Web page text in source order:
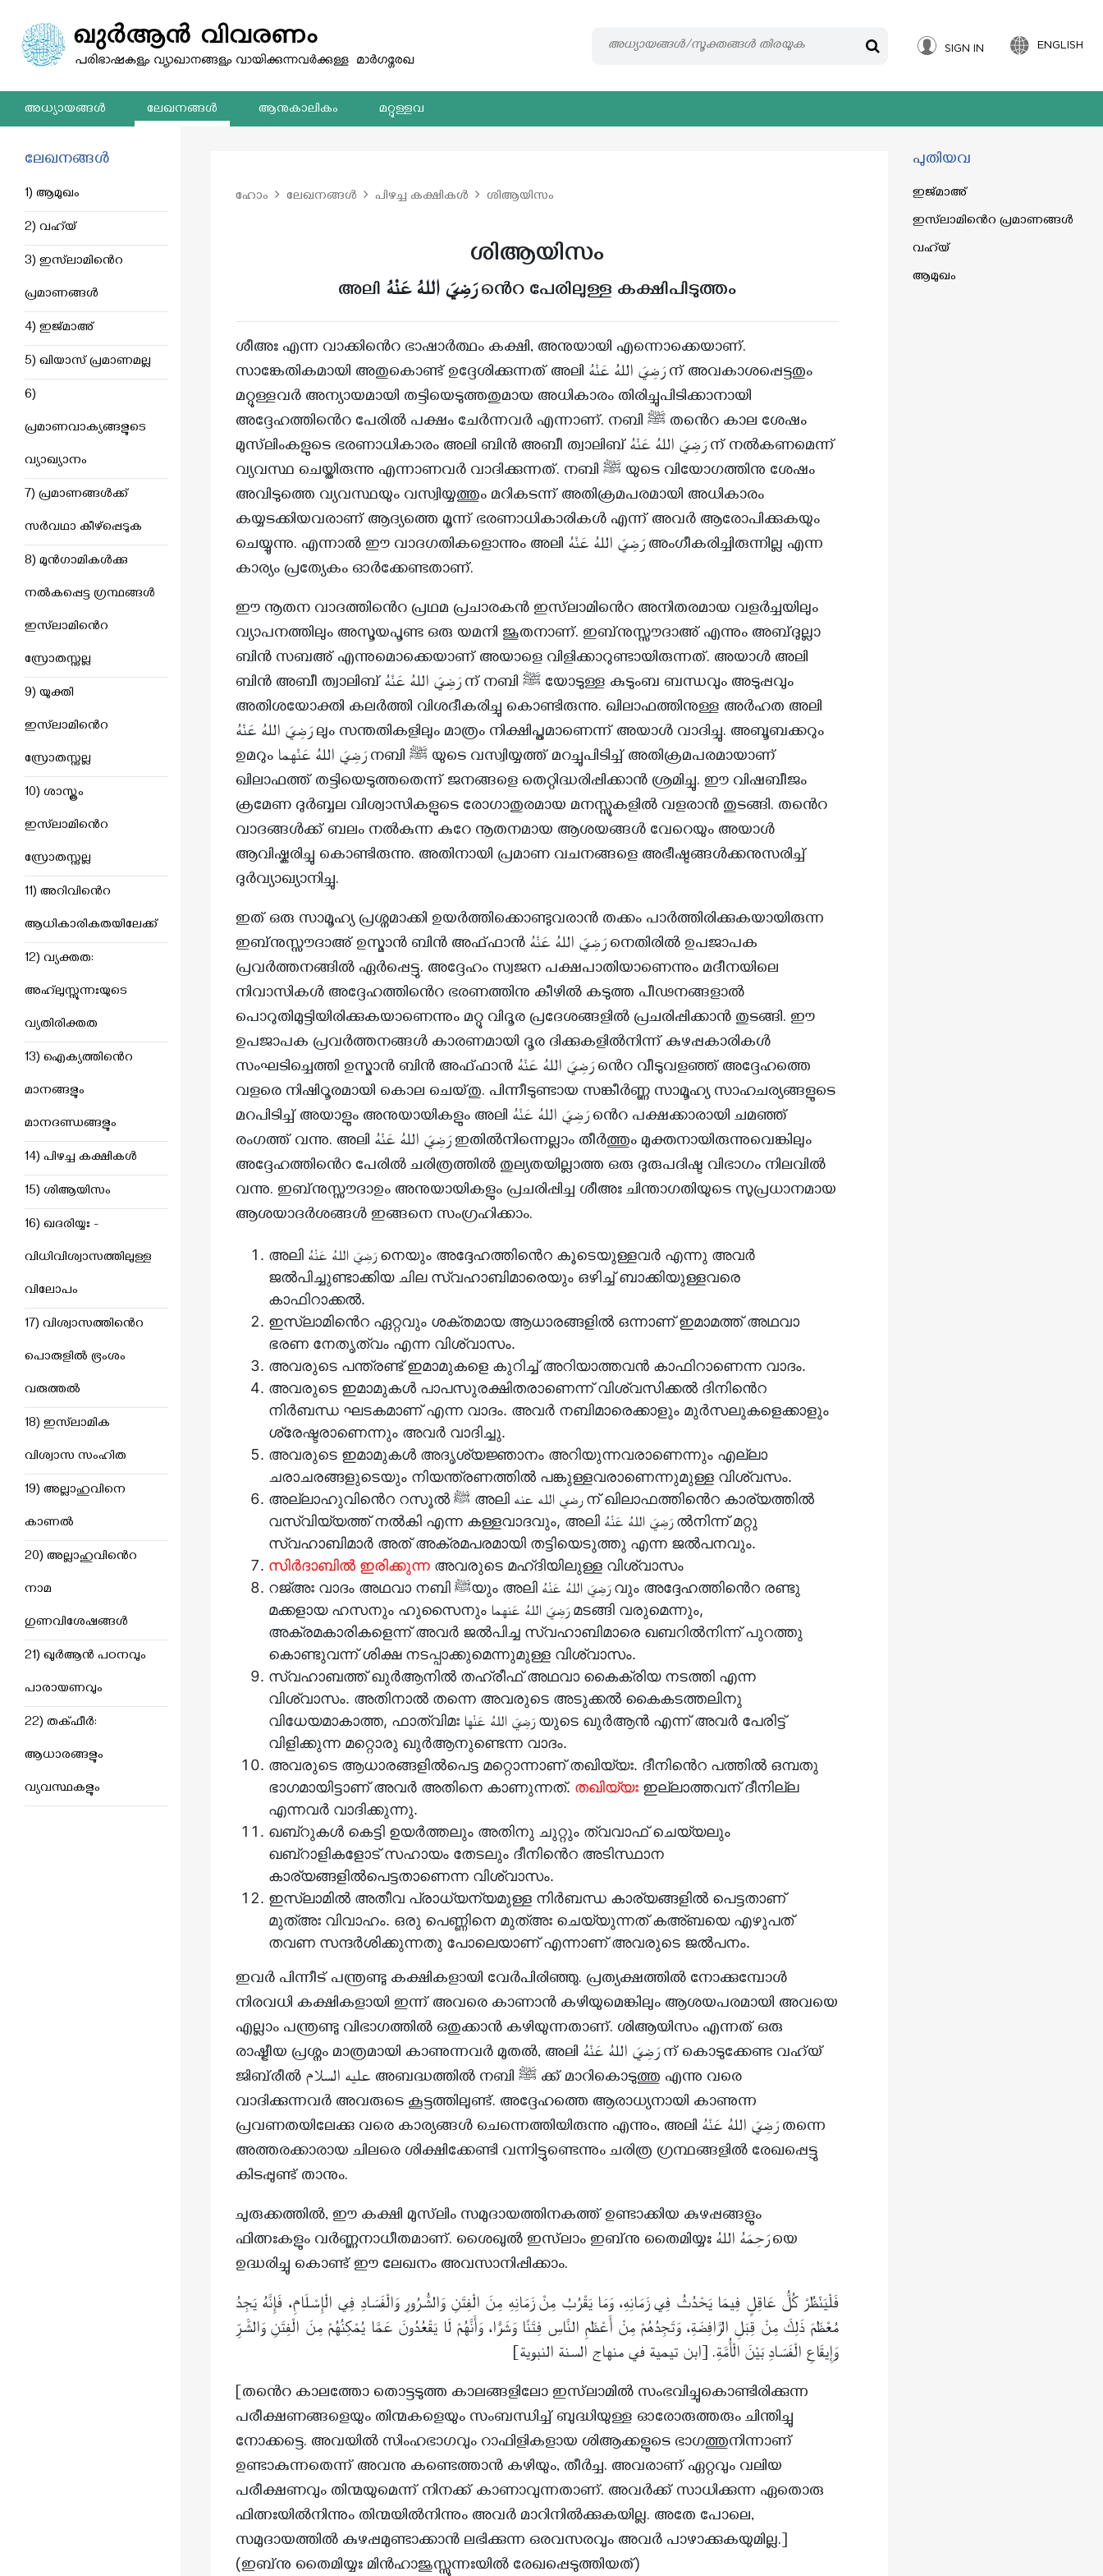
SIGN IN ENGLISH
അധ്യായങ്ങൾ ലേഖനങ്ങൾ ആനുകാലികം മറ്റുള്ളവ
ലേഖനങ്ങൾ
1) ആമുഖം
2) വഹ്‌യ്
3) ഇസ്‌ലാമിൻെറ
പ്രമാണങ്ങൾ
4) ഇജ്‌മാഅ്
5) ഖിയാസ് പ്രമാണമല്ല
6)
പ്രമാണവാക്യങ്ങളുടെ
വ്യാഖ്യാനം
7) പ്രമാണങ്ങൾക്ക്
സർവഥാ കീഴ്‌പ്പെടുക
8) മുൻഗാമികൾക്കു
നൽകപ്പെട്ട ഗ്രന്ഥങ്ങൾ
ഇസ്‌ലാമിൻെറ
സ്രോതസ്സല്ല
9) യുക്തി
ഇസ്‌ലാമിൻെറ
സ്രോതസ്സല്ല
10) ശാസ്ത്രം
ഇസ്‌ലാമിൻെറ
സ്രോതസ്സല്ല
11) അറിവിൻെറ
ആധികാരികതയിലേക്ക്
12) വ്യക്തത:
അഹ്‌ലുസ്സുന്നഃയുടെ
വ്യതിരിക്തത
13) ഐക്യത്തിൻെറ
മാനങ്ങളും
മാനദണ്ഡങ്ങളും
14) പിഴച്ച കക്ഷികൾ
15) ശിആയിസം
16) ഖദരിയ്യഃ -
വിധിവിശ്വാസത്തിലുള്ള
വിലോപം
17) വിശ്വാസത്തിൻെറ
പൊരുളിൽ ഭ്രംശം
വരുത്തൽ
18) ഇസ്‌ലാമിക
വിശ്വാസ സംഹിത
19) അല്ലാഹുവിനെ
കാണൽ
20) അല്ലാഹുവിൻെറ
നാമ
ഗുണവിശേഷങ്ങൾ
21) ഖുർആൻ പഠനവും
പാരായണവും
22) തക്‌ഫീർ:
ആധാരങ്ങളും
വ്യവസ്ഥകളും
ഹോം ലേഖനങ്ങൾ പിഴച്ച കക്ഷികൾ ശിആയിസം
ശിആയിസം
അലി رَضِيَ اللهُ عَنْهُ ൻെറ പേരിലുള്ള കക്ഷിപിടുത്തം
ശീഅഃ എന്ന വാക്കിൻെറ ഭാഷാർത്ഥം കക്ഷി, അനുയായി എന്നൊക്കെയാണ്.
സാങ്കേതികമായി അതുകൊണ്ട് ഉദ്ദേശിക്കുന്നത് അലി رَضِيَ اللهُ عَنْهُ ന് അവകാശപ്പെട്ടതും
മറ്റുള്ളവർ അന്യായമായി തട്ടിയെടുത്തതുമായ അധികാരം തിരിച്ചുപിടിക്കാനായി
അദ്ദേഹത്തിൻെറ പേരിൽ പക്ഷം ചേർന്നവർ എന്നാണ്. നബി ﷺ തൻെറ കാല ശേഷം
മുസ്‌ലിംകളുടെ ഭരണാധികാരം അലി ബിൻ അബീ ത്വാലിബ് رَضِيَ اللهُ عَنْهُ ന് നൽകണമെന്ന്
വ്യവസ്ഥ ചെയ്തിരുന്നു എന്നാണവർ വാദിക്കുന്നത്. നബി ﷺ യുടെ വിയോഗത്തിനു ശേഷം
അവിടുത്തെ വ്യവസ്ഥയും വസ്വിയ്യത്തും മറികടന്ന് അതിക്രമപരമായി അധികാരം
കയ്യടക്കിയവരാണ് ആദ്യത്തെ മൂന്ന് ഭരണാധികാരികൾ എന്ന് അവർ ആരോപിക്കുകയും
ചെയ്യുന്നു. എന്നാൽ ഈ വാദഗതികളൊന്നും അലി رَضِيَ اللهُ عَنْهُ അംഗീകരിച്ചിരുന്നില്ല എന്ന
കാര്യം പ്രത്യേകം ഓർക്കേണ്ടതാണ്.
ഈ നൂതന വാദത്തിൻെറ പ്രഥമ പ്രചാരകൻ ഇസ്‌ലാമിൻെറ അനിതരമായ വളർച്ചയിലും
വ്യാപനത്തിലും അസൂയപൂണ്ട ഒരു യമനി ജൂതനാണ്. ഇബ്‌നുസ്സൗദാഅ് എന്നും അബ്ദുല്ലാ
ബിൻ സബഅ് എന്നുമൊക്കെയാണ് അയാളെ വിളിക്കാറുണ്ടായിരുന്നത്. അയാൾ അലി
ബിൻ അബീ ത്വാലിബ് رَضِيَ اللهُ عَنْهُ ന് നബി ﷺ യോടുള്ള കുടുംബ ബന്ധവും അടുപ്പവും
അതിശയോക്തി കലർത്തി വിശദീകരിച്ചു കൊണ്ടിരുന്നു. ഖിലാഫത്തിനുള്ള അർഹത അലി
رَضِيَ اللهُ عَنْهُ ലും സന്തതികളിലും മാത്രം നിക്ഷിപ്തമാണെന്ന് അയാൾ വാദിച്ചു. അബൂബക്കറും
ഉമറും رَضِيَ اللهُ عَنْهما നബി ﷺ യുടെ വസ്വിയ്യത്ത് മറച്ചുപിടിച്ച് അതിക്രമപരമായാണ്
ഖിലാഫത്ത് തട്ടിയെടുത്തതെന്ന് ജനങ്ങളെ തെറ്റിദ്ധരിപ്പിക്കാൻ ശ്രമിച്ചു. ഈ വിഷബീജം
ക്രമേണ ദുർബ്ബല വിശ്വാസികളുടെ രോഗാതുരമായ മനസ്സുകളിൽ വളരാൻ തുടങ്ങി. തൻെറ
വാദങ്ങൾക്ക് ബലം നൽകുന്ന കുറേ നൂതനമായ ആശയങ്ങൾ വേറെയും അയാൾ
ആവിഷ്കരിച്ചു കൊണ്ടിരുന്നു. അതിനായി പ്രമാണ വചനങ്ങളെ അഭീഷ്ടങ്ങൾക്കനുസരിച്ച്
ദുർവ്യാഖ്യാനിച്ചു.
ഇത് ഒരു സാമൂഹ്യ പ്രശ്നമാക്കി ഉയർത്തിക്കൊണ്ടുവരാൻ തക്കം പാർത്തിരിക്കുകയായിരുന്ന
ഇബ്‌നുസ്സൗദാഅ് ഉസ്മാൻ ബിൻ അഫ്ഫാൻ رَضِيَ اللهُ عَنْهُ നെതിരിൽ ഉപജാപക
പ്രവർത്തനങ്ങിൽ ഏർപ്പെട്ടു. അദ്ദേഹം സ്വജന പക്ഷപാതിയാണെന്നും മദീനയിലെ
നിവാസികൾ അദ്ദേഹത്തിൻെറ ഭരണത്തിനു കീഴിൽ കടുത്ത പീഢനങ്ങളാൽ
പൊറുതിമുട്ടിയിരിക്കുകയാണെന്നും മറ്റു വിദൂര പ്രദേശങ്ങളിൽ പ്രചരിപ്പിക്കാൻ തുടങ്ങി. ഈ
ഉപജാപക പ്രവർത്തനങ്ങൾ കാരണമായി ദൂര ദിക്കുകളിൽനിന്ന് കുഴപ്പകാരികൾ
സംഘടിച്ചെത്തി ഉസ്മാൻ ബിൻ അഫ്ഫാൻ رَضِيَ اللهُ عَنْهُ ൻെറ വീടുവളഞ്ഞ് അദ്ദേഹത്തെ
വളരെ നിഷിഠൂരമായി കൊല ചെയ്തു. പിന്നീടുണ്ടായ സങ്കീർണ്ണ സാമൂഹ്യ സാഹചര്യങ്ങളുടെ
മറപിടിച്ച് അയാളും അനുയായികളും അലി رَضِيَ اللهُ عَنْهُ ൻെറ പക്ഷക്കാരായി ചമഞ്ഞ്
രംഗത്ത് വന്നു. അലി رَضِيَ اللهُ عَنْهُ ഇതിൽനിന്നെല്ലാം തീർത്തും മുക്തനായിരുന്നുവെങ്കിലും
അദ്ദേഹത്തിൻെറ പേരിൽ ചരിത്രത്തിൽ തുല്യതയില്ലാത്ത ഒരു ദുരുപദിഷ്ട വിഭാഗം നിലവിൽ
വന്നു. ഇബ്‌നുസ്സൗദാഉം അനുയായികളും പ്രചരിപ്പിച്ച ശീഅഃ ചിന്താഗതിയുടെ സുപ്രധാനമായ
ആശയാദർശങ്ങൾ ഇങ്ങനെ സംഗ്രഹിക്കാം.
അലി رَضِيَ اللهُ عَنْهُ നെയും അദ്ദേഹത്തിൻെറ കൂടെയുള്ളവർ എന്നു അവർ
ജൽപിച്ചുണ്ടാക്കിയ ചില സ്വഹാബിമാരെയും ഒഴിച്ച് ബാക്കിയുള്ളവരെ
കാഫിറാക്കൽ.
ഇസ്‌ലാമിൻെറ ഏറ്റവും ശക്തമായ ആധാരങ്ങളിൽ ഒന്നാണ് ഇമാമത്ത് അഥവാ
ഭരണ നേതൃത്വം എന്ന വിശ്വാസം.
അവരുടെ പന്ത്രണ്ട് ഇമാമുകളെ കുറിച്ച് അറിയാത്തവൻ കാഫിറാണെന്ന വാദം.
അവരുടെ ഇമാമുകൾ പാപസുരക്ഷിതരാണെന്ന് വിശ്വസിക്കൽ ദിനിൻെറ
നിർബന്ധ ഘടകമാണ് എന്ന വാദം. അവർ നബിമാരെക്കാളും മുർസലുകളെക്കാളും
ശ്രേഷ്ടരാണെന്നും അവർ വാദിച്ചു.
അവരുടെ ഇമാമുകൾ അദൃശ്യജ്ഞാനം അറിയുന്നവരാണെന്നും എല്ലാ
ചരാചരങ്ങളുടെയും നിയന്ത്രണത്തിൽ പങ്കുള്ളവരാണെന്നുമുള്ള വിശ്വസം.
അല്ലാഹുവിൻെറ റസൂൽ ﷺ അലി رضي الله عنه ന് ഖിലാഫത്തിൻെറ കാര്യത്തിൽ
വസ്വിയ്യത്ത് നൽകി എന്ന കള്ളവാദവും, അലി رَضِيَ اللهُ عَنْهُ ൽനിന്ന് മറ്റു
സ്വഹാബിമാർ അത് അക്രമപരമായി തട്ടിയെടുത്തു എന്ന ജൽപനവും.
സിർദാബിൽ ഇരിക്കുന്ന അവരുടെ മഹ്ദിയിലുള്ള വിശ്വാസം
റജ്അഃ വാദം അഥവാ നബി ﷺയും അലി رَضِيَ اللهُ عَنْهُ വും അദ്ദേഹത്തിൻെറ രണ്ടു
മക്കളായ ഹസനും ഹുസൈനും رَضِيَ اللهُ عَنهما മടങ്ങി വരുമെന്നും,
അക്രമകാരികളെന്ന് അവർ ജൽപിച്ച സ്വഹാബിമാരെ ഖബറിൽനിന്ന് പുറത്തു
കൊണ്ടുവന്ന് ശിക്ഷ നടപ്പാക്കുമെന്നുമുള്ള വിശ്വാസം.
സ്വഹാബത്ത് ഖുർആനിൽ തഹ്‌രീഫ് അഥവാ കൈക്രിയ നടത്തി എന്ന
വിശ്വാസം. അതിനാൽ തന്നെ അവരുടെ അടുക്കൽ കൈകടത്തലിനു
വിധേയമാകാത്ത, ഫാത്വിമഃ رَضِيَ اللهُ عَنْها യുടെ ഖുർആൻ എന്ന് അവർ പേരിട്ട്
വിളിക്കുന്ന മറ്റൊരു ഖുർആനുണ്ടെന്ന വാദം.
അവരുടെ ആധാരങ്ങളിൽപെട്ട മറ്റൊന്നാണ് തഖിയ്യഃ. ദീനിൻെറ പത്തിൽ ഒമ്പതു
ഭാഗമായിട്ടാണ് അവർ അതിനെ കാണുന്നത്. തഖിയ്യഃ ഇല്ലാത്തവന് ദീനില്ല
എന്നവർ വാദിക്കുന്നു.
ഖബ്റുകൾ കെട്ടി ഉയർത്തലും അതിനു ചുറ്റും ത്വവാഫ് ചെയ്യലും
ഖബ്റാളികളോട് സഹായം തേടലും ദീനിൻെറ അടിസ്ഥാന
കാര്യങ്ങളിൽപെട്ടതാണെന്ന വിശ്വാസം.
ഇസ്‌ലാമിൽ അതീവ പ്രാധ്യന്യമുള്ള നിർബന്ധ കാര്യങ്ങളിൽ പെട്ടതാണ്
മുത്അഃ വിവാഹം. ഒരു പെണ്ണിനെ മുത്അഃ ചെയ്യുന്നത് കഅ്ബയെ എഴുപത്
തവണ സന്ദർശിക്കുന്നതു പോലെയാണ് എന്നാണ് അവരുടെ ജൽപനം.
ഇവർ പിന്നീട് പന്ത്രണ്ടു കക്ഷികളായി വേർപിരിഞ്ഞു. പ്രത്യക്ഷത്തിൽ നോക്കുമ്പോൾ
നിരവധി കക്ഷികളായി ഇന്ന് അവരെ കാണാൻ കഴിയുമെങ്കിലും ആശയപരമായി അവയെ
എല്ലാം പന്ത്രണ്ടു വിഭാഗത്തിൽ ഒതുക്കാൻ കഴിയുന്നതാണ്. ശിആയിസം എന്നത് ഒരു
രാഷ്ട്രീയ പ്രശ്നം മാത്രമായി കാണുന്നവർ മുതൽ, അലി رَضِيَ اللهُ عَنْهُ ന് കൊടുക്കേണ്ട വഹ്‌യ്
ജിബ്‌രീൽ عليه السلام അബദ്ധത്തിൽ നബി ﷺ ക്ക് മാറികൊടുത്തു എന്നു വരെ
വാദിക്കുന്നവർ അവരുടെ കൂട്ടത്തിലുണ്ട്. അദ്ദേഹത്തെ ആരാധ്യനായി കാണുന്ന
പ്രവണതയിലേക്കു വരെ കാര്യങ്ങൾ ചെന്നെത്തിയിരുന്നു എന്നും, അലി رَضِيَ اللهُ عَنْهُ തന്നെ
അത്തരക്കാരായ ചിലരെ ശിക്ഷിക്കേണ്ടി വന്നിട്ടുണ്ടെന്നും ചരിത്ര ഗ്രന്ഥങ്ങളിൽ രേഖപ്പെട്ടു
കിടപ്പുണ്ട് താനും.
ചുരുക്കത്തിൽ, ഈ കക്ഷി മുസ്‌ലിം സമുദായത്തിനകത്ത് ഉണ്ടാക്കിയ കുഴപ്പങ്ങളും
ഫിത്നഃകളും വർണ്ണനാധീതമാണ്. ശൈഖുൽ ഇസ്‌ലാം ഇബ്‌നു തൈമിയ്യഃ رَحِمَهُ اللهُ യെ
ഉദ്ധരിച്ചു കൊണ്ട് ഈ ലേഖനം അവസാനിപ്പിക്കാം.
فَلْيَنْظُرْ كُلُّ عَاقِلٍ فِيمَا يَحْدُثُ فِي زَمَانِهِ، وَمَا يَقْرُبُ مِنْ زَمَانِهِ مِنَ الْفِتَنِ وَالشُّرُورِ وَالْفَسَادِ فِي الْإِسْلَامِ، فَإِنَّهُ يَجِدُ
مُعْظَمَ ذَلِكَ مِنْ قِبَلِ الرَّافِضَةِ، وَتَجِدُهُمْ مِنْ أَعْظَمِ النَّاسِ فِتَنًا وَشَرًّا، وَأَنَّهُمْ لَا يَقْعُدُونَ عَمَّا يُمْكِنُهُمْ مِنَ الْفِتَنِ وَالشَّرِّ
وَإِيقَاعِ الْفَسَادِ بَيْنَ الْأُمَّةِ. [ابن تيمية في منهاج السنة النبوية]
[തൻെറ കാലത്തോ തൊട്ടടുത്ത കാലങ്ങളിലോ ഇസ്‌ലാമിൽ സംഭവിച്ചുകൊണ്ടിരിക്കുന്ന
പരീക്ഷണങ്ങളെയും തിന്മകളെയും സംബന്ധിച്ച് ബുദ്ധിയുള്ള ഓരോരുത്തരും ചിന്തിച്ചു
നോക്കട്ടെ. അവയിൽ സിംഹഭാഗവും റാഫിളികളായ ശിആക്കളുടെ ഭാഗത്തുനിന്നാണ്
ഉണ്ടാകുന്നതെന്ന് അവനു കണ്ടെത്താൻ കഴിയും, തീർച്ച. അവരാണ് ഏറ്റവും വലിയ
പരീക്ഷണവും തിന്മയുമെന്ന് നിനക്ക് കാണാവുന്നതാണ്. അവർക്ക് സാധിക്കുന്ന ഏതൊരു
ഫിത്നഃയിൽനിന്നും തിന്മയിൽനിന്നും അവർ മാറിനിൽക്കുകയില്ല. അതേ പോലെ,
സമുദായത്തിൽ കുഴപ്പമുണ്ടാക്കാൻ ലഭിക്കുന്ന ഒരവസരവും അവർ പാഴാക്കുകയുമില്ല.]
(ഇബ്‌നു തൈമിയ്യഃ മിൻഹാജുസ്സുന്നഃയിൽ രേഖപ്പെടുത്തിയത്)
പുതിയവ
ആമുഖം
വഹ്‌യ്
ഇസ്‌ലാമിൻെറ പ്രമാണങ്ങൾ
ഇജ്‌മാഅ്